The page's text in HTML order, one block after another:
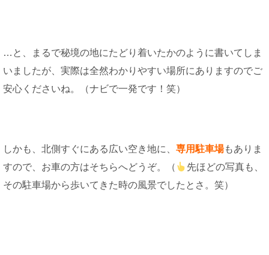
…と、まるで秘境の地にたどり着いたかのように書いてしま
いましたが、実際は全然わかりやすい場所にありますのでご
安心くださいね。（ナビで一発です！笑）
しかも、北側すぐにある広い空き地に、 専用駐車場もありま
すので、お車の方はそちらへどうぞ。（
先ほどの写真も、
その駐車場から歩いてきた時の風景でしたとさ。笑）